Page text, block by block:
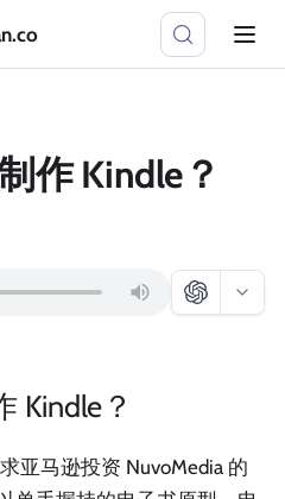
作 Kindle？
Kindle？
亚马逊投资 NuvoMedia 的